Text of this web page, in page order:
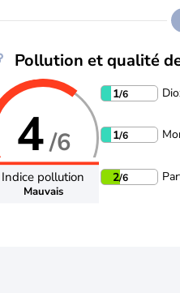
Pollution et qualité
4/6
Indice pollution
Mauvais
1/6
1/6
2/6